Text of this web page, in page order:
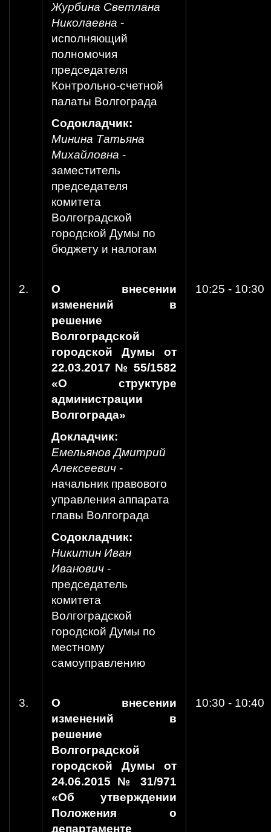
Журбина Светлана
Николаевна -
исполняющий
полномочия
председателя
Контрольно-счетной
палаты Волгограда
Содокладчик:
Минина Татьяна
Михайловна -
заместитель
председателя
комитета
Волгоградской
городской Думы по
бюджету и налогам
2.
О внесении
изменений в
решение
Волгоградской
городской Думы от
22.03.2017 № 55/1582
«О структуре
администрации
Волгограда»
Докладчик:
Емельянов Дмитрий
Алексеевич -
начальник правового
управления аппарата
главы Волгограда
Содокладчик:
Никитин Иван
Иванович -
председатель
комитета
Волгоградской
городской Думы по
местному
самоуправлению
10:25 - 10:30
3.
О внесении
изменений в
решение
Волгоградской
городской Думы от
24.06.2015 № 31/971
«Об утверждении
Положения о
департаменте
10:30 - 10:40